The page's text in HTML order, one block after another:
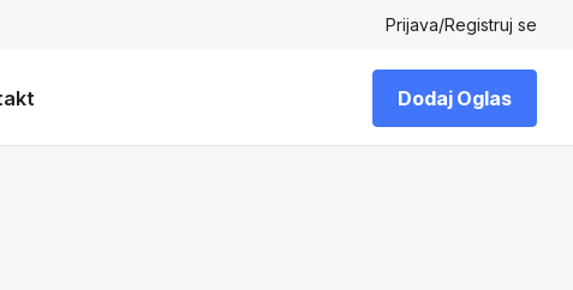
Prijava/Registruj se
Dodaj Oglas